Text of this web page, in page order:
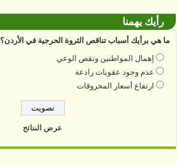
رأيك يهمنا
ما هي برأيك أسباب تناقص الثروة الحرجية في الأردن؟
إهمال المواطنين ونقص الوعي
عدم وجود عقوبات رادعة
ارتفاع أسعار المحروقات
عرض النتائج